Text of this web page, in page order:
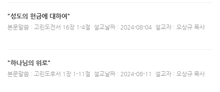
"성도의 헌금에 대하여"
본문말씀 : 고린도전서 16장 1-4절 설교날짜 : 2024-08-04 설교자 : 오상규 목사
"하나님의 위로"
본문말씀 : 고린도후서 1장 1-11절 설교날짜 : 2024-08-11 설교자 : 오상규 목사